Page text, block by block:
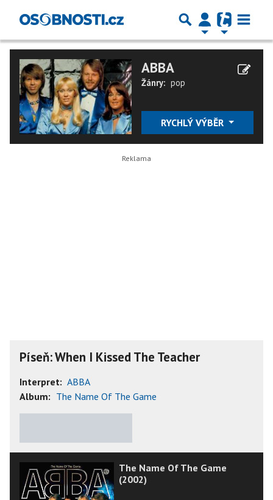
ABBA
Žánry: pop
RYCHLÝ VÝBĚR
Píseň: When I Kissed The Teacher
Interpret: ABBA
Album: The Name Of The Game
The Name Of The Game
(2002)